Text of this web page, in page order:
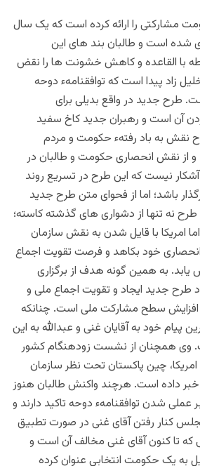
مشارکتی را ارائه کرده است که یک سال
شده است و طالبان بند های این
با القاعده و کاهش خشونت ها را نقض
زاد پیدا است که توافقنامهء دوحه
طرح جدید در واقع بدیلی برای
آن است و رهبران جدید کاخ سفید
نقش به باد رفتهء حکومت و مردم
و از نقش انحصاری حکومت و طالبان در
نیست که این طرح در تسریع روند
باشد‌؛ اما از فحوای متن طرح جدید
نه تنها از دشواری های گذشته کاسته؛
اما امریکا با قایل شدن به نقش سازمان
خود بکاهد و فرصت تقویت اجماع
یابد. به همین گونه هدف از برگزاری
طرح جدید ایجاد و تقویت اجماع ملی و
سطح مشارکت ملی است. چنانکه
پیام خود به آقایان غنی و عبدالله به این
وی همچنان از نشست زودهنگام کشور
امریکا، چین پاکستان تحت نظر سازمان
خبر داده است. هرچند واکنش طالبان هنوز
عملی شدن توافقنامهء دوحه تاکید دارند و
کنار رفتن آقای غنی در صورت تطبیق
تا کنون آقای غنی مخالف آن است و
به یک حکومت انتخابی عنوان کرده